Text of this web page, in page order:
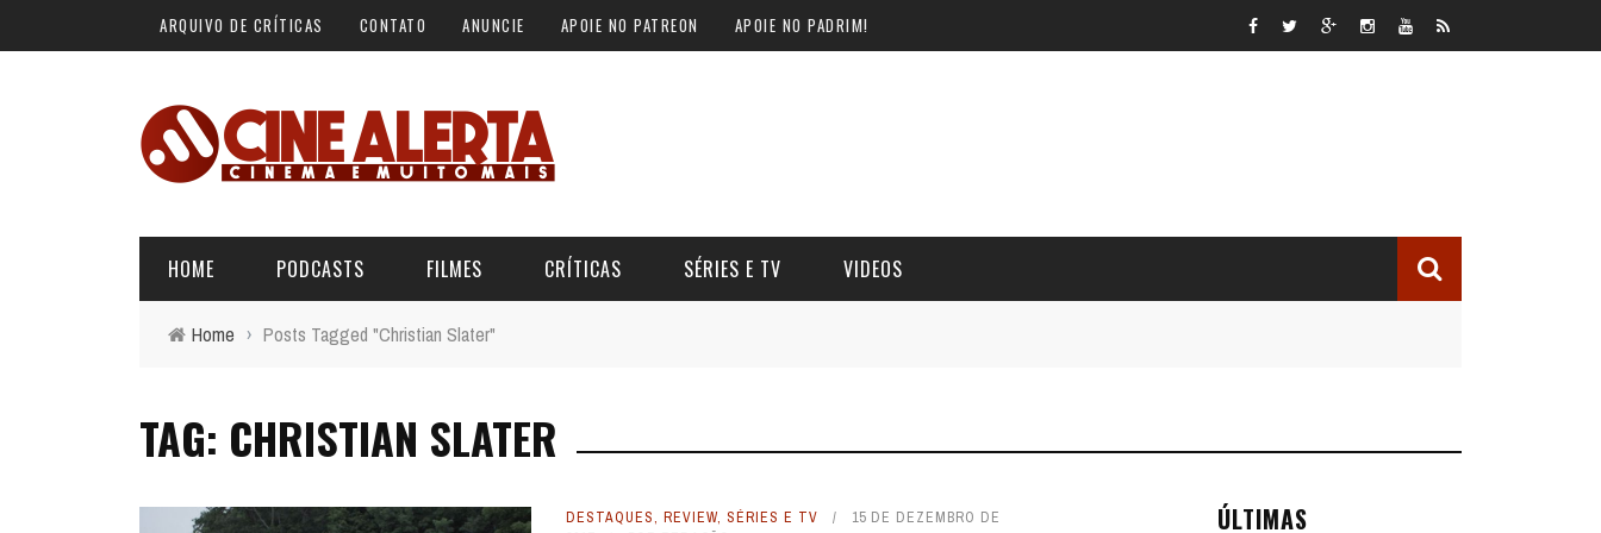
ARQUIVO DE CRÍTICAS CONTATO ANUNCIE APOIE NO PATREON APOIE NO PADRIM!
HOME PODCASTS
ALERTA DE SPOILER
FILMES CRÍTICAS SÉRIES E TV VIDEOS
CINERAMA
Home › Posts Tagged "Christian Slater"
TAG: CHRISTIAN SLATER
DESTAQUES, REVIEW, SÉRIES E TV
15 DE DEZEMBRO DE
ÚLTIMAS